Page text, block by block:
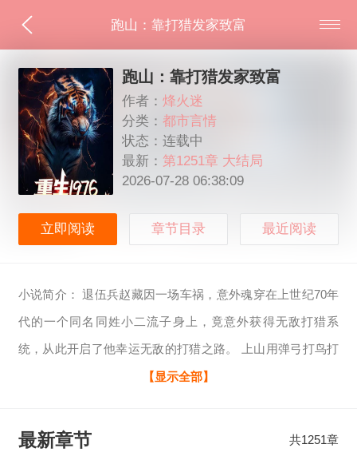
跑山：靠打猎发家致富
跑山：靠打猎发家致富
作者：烽火迷
分类：都市言情
状态：连载中
最新： 第1251章 大结局
2026-07-28 06:38:09
立即阅读 章节目录 最近阅读
小说简介： 退伍兵赵藏因一场车祸，意外魂穿在上世纪70年
代的一个同名同姓小二流子身上，竟意外获得无敌打猎系
统，从此开启了他幸运无敌的打猎之路。 上山用弹弓打鸟打
野鸡，下河抓鱼捉虾逮螃蟹。 追踪野蜂，寻找蜂巢，开始养
大型野猪群，杀死超大野猪王！ 灵活的黄鼬狗子，凶猛的野
【显示全部】
最新章节 共1251章